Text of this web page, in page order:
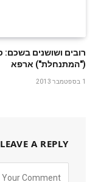
רובים ושושנים
("המתנחלת") ארפא
1 בספטמבר 2013
LEAVE A REPLY